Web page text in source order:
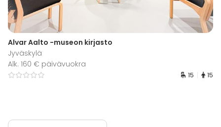
Alvar Aalto -museon kirjasto
Jyväskylä
Alk. 160 € päivävuokra
15 15